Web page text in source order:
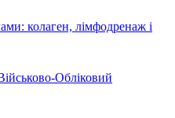
колаген, лімфодренаж і
Обліковий